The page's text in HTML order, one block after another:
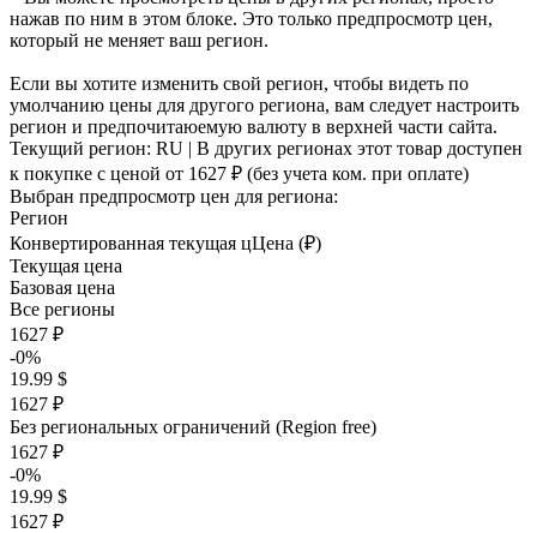
нажав по ним в этом блоке. Это только предпросмотр цен,
который не меняет ваш регион.
Если вы хотите изменить свой регион, чтобы видеть по
умолчанию цены для другого региона, вам следует настроить
регион и предпочитаюемую валюту в верхней части сайта.
Текущий регион: RU | В других регионах этот товар доступен
к покупке с ценой от 1627 ₽ (без учета ком. при оплате)
Выбран предпросмотр цен для региона:
Регион
Конвертированная текущая цЦена (₽)
Текущая цена
Базовая цена
Все регионы
1627 ₽
-0%
19.99 $
1627 ₽
Без региональных ограничений (Region free)
1627 ₽
-0%
19.99 $
1627 ₽